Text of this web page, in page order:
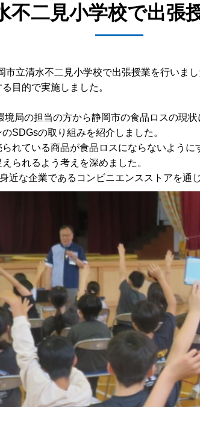
不二見小学校で出張
立清水不二見小学校で出張授業を行いま
目的で実施しました。
局の担当の方から静岡市の食品ロスの現
SDGsの取り組みを紹介しました。
れている商品が食品ロスにならないよう
られるよう考えを深めました。
近な企業であるコンビニエンスストアを通